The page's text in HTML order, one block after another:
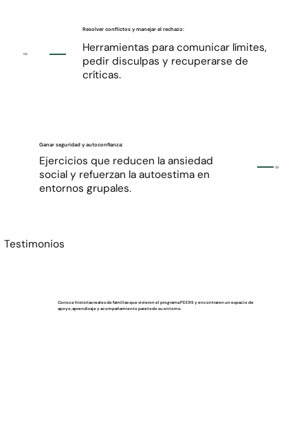
04
Resolver conflictos y manejar el rechazo:
Herramientas para comunicar límites,
pedir disculpas y recuperarse de
críticas.
Ganar seguridad y autoconfianza:
Ejercicios que reducen la ansiedad
social y refuerzan la autoestima en
entornos grupales.
05
Testimonios
Conoce historias reales de familias que vivieron el programa PEERS y encontraron un espacio de
apoyo, aprendizaje y acompañamiento para todo su entorno.